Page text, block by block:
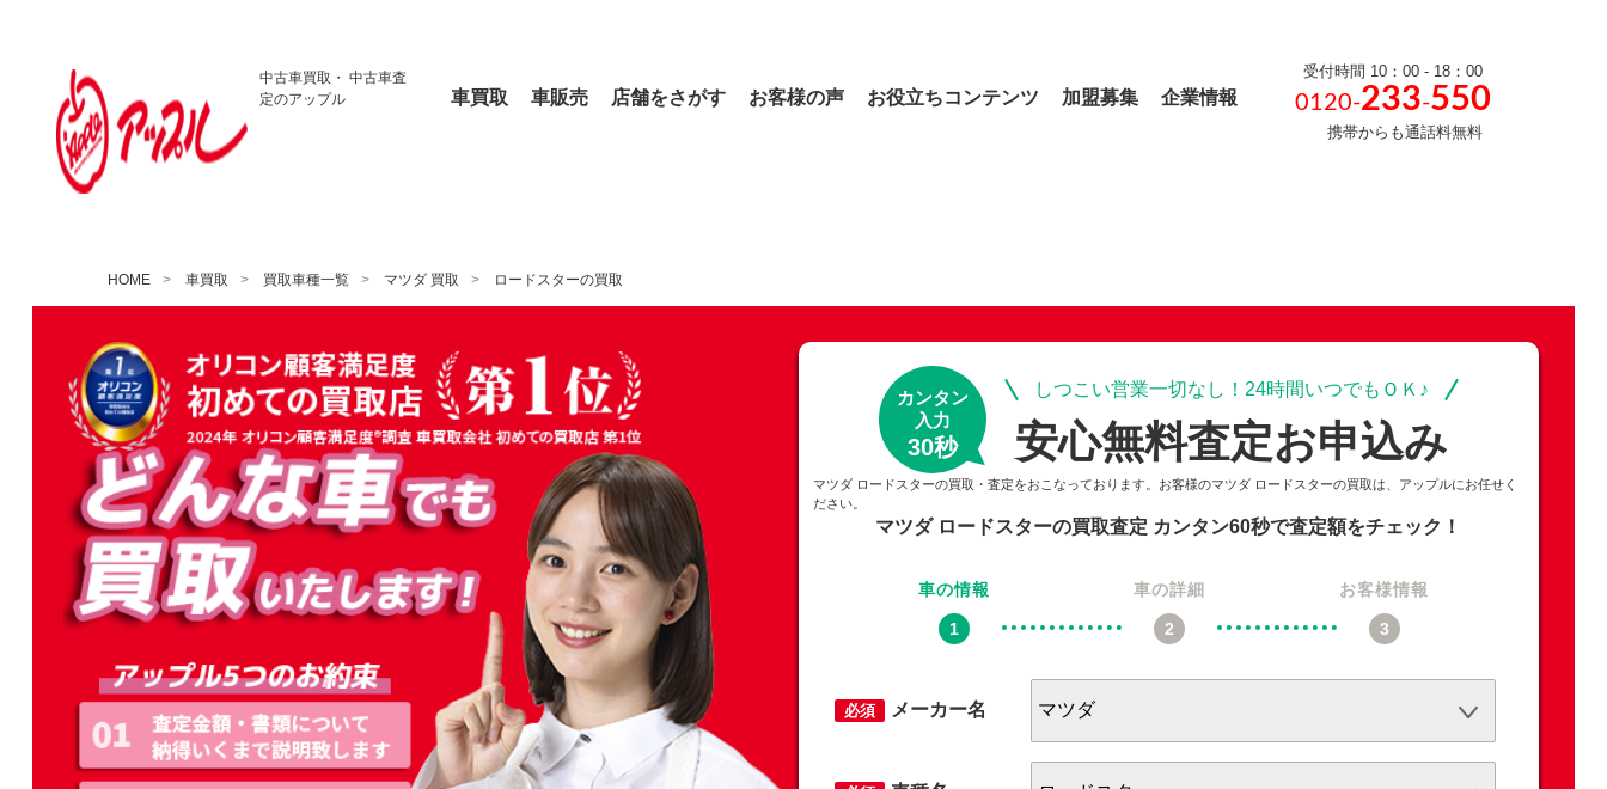
中古車買取・ 中古車査
定のアップル
車買取 車販売 店舗をさがす お客様の声 お役立ちコンテンツ 加盟募集 企業情報
受付時間 10：00 - 18：00
0120-233-550
携帯からも通話料無料
HOME 車買取 買取車種一覧 マツダ 買取 ロードスターの買取
カンタン
入力
30秒
しつこい営業一切なし！24時間いつでもＯＫ♪
安心無料査定お申込み
マツダ ロードスターの買取・査定をおこなっております。お客様のマツダ ロードスターの買取は、アップルにお任せく
ださい。
マツダ ロードスターの買取査定 カンタン60秒で査定額をチェック！
車の情報 車の詳細 お客様情報
必須 メーカー名